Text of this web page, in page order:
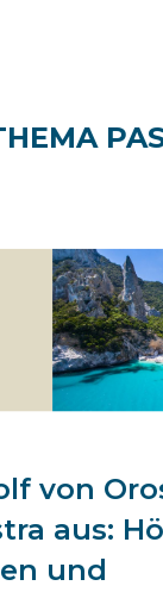
von
aus:
und